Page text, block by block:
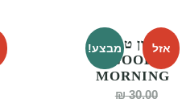
מבצע! אזלסבון טבעי
GOOD
MORNING
₪30.00